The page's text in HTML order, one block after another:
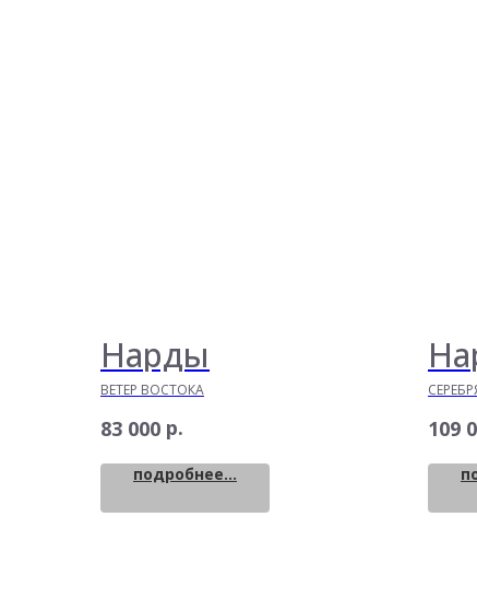
Нарды
ВЕТЕР ВОСТОКА
83 000 р.
подробнее...
109